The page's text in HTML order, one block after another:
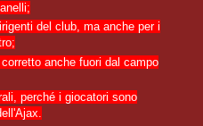
del club, ma anche per i
anche fuori dal campo
perché i giocatori sono